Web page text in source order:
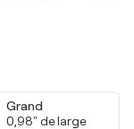
Grand
0,98" de large